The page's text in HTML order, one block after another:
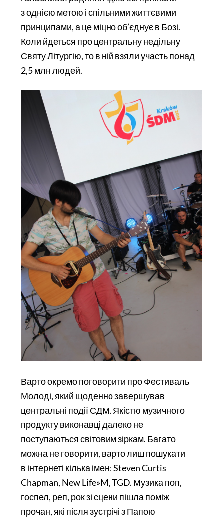
з однією метою і спільними життєвими
принципами, а це міцно об’єднує в Бозі.
Коли йдеться про цент­ральну недільну
Святу Літургію, то в ній взяли участь понад
2,5 млн людей.
Варто окремо поговорити про Фестиваль
Молоді, який щоденно завершував
центральні події СДМ. Якістю музичного
продукту виконавці далеко не
поступаються світовим зіркам. Багато
можна не говорити, варто лиш пошукати
в інтернеті кілька імен: Steven Curtis
Chapman, New Life»M, TGD. Музика поп,
госпел, реп, рок зі сцени пішла поміж
прочан, які після зустрічі з Папою